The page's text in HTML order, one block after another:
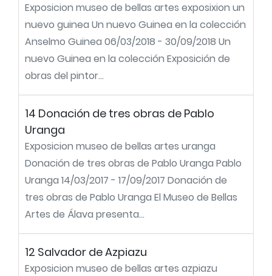
Exposicion museo de bellas artes exposixion un
nuevo guinea Un nuevo Guinea en la colección
Anselmo Guinea 06/03/2018 - 30/09/2018 Un
nuevo Guinea en la colección Exposición de
obras del pintor...
14 Donación de tres obras de Pablo
Uranga
Exposicion museo de bellas artes uranga
Donación de tres obras de Pablo Uranga Pablo
Uranga 14/03/2017 - 17/09/2017 Donación de
tres obras de Pablo Uranga El Museo de Bellas
Artes de Álava presenta...
12 Salvador de Azpiazu
Exposicion museo de bellas artes azpiazu